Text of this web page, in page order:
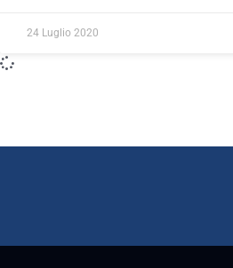
24 Luglio 2020